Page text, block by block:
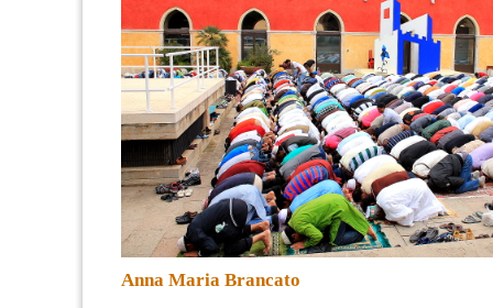
Anna Maria Brancato